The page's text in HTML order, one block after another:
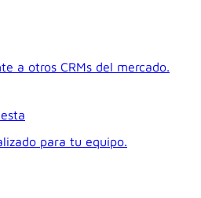
a otros CRMs del mercado.
para tu equipo.